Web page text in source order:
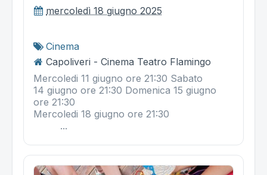
mercoledì 18 giugno 2025
Cinema
Capoliveri - Cinema Teatro Flamingo
Mercoledi 11 giugno ore 21:30 Sabato
14 giugno ore 21:30 Domenica 15 giugno
ore 21:30
Mercoledi 18 giugno ore 21:30
...